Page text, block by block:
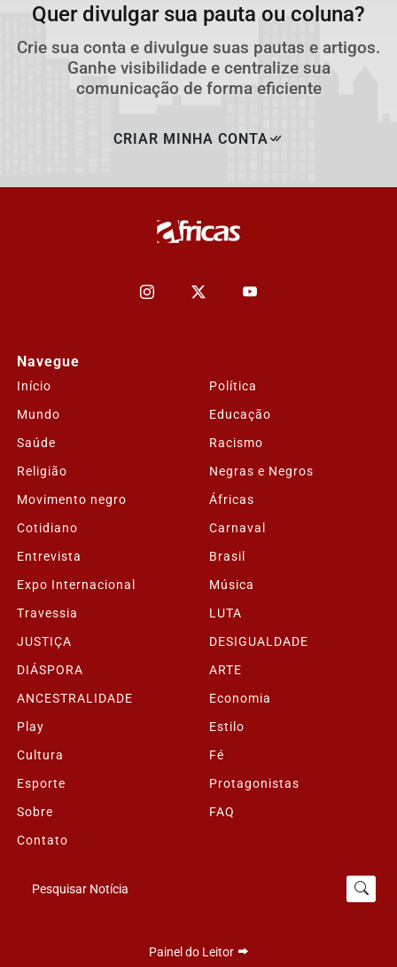
Quer divulgar sua pauta ou coluna?
Crie sua conta e divulgue suas pautas e artigos.
Ganhe visibilidade e centralize sua
comunicação de forma eficiente
CRIAR MINHA CONTA
Navegue
Início
Política
Mundo
Educação
Saúde
Racismo
Religião
Negras e Negros
Movimento negro
Áfricas
Cotidiano
Carnaval
Entrevista
Brasil
Expo Internacional
Música
Travessia
LUTA
JUSTIÇA
DESIGUALDADE
DIÁSPORA
ARTE
ANCESTRALIDADE
Economia
Play
Estilo
Cultura
Fé
Esporte
Protagonistas
Sobre
FAQ
Contato
Pesquisar Notícia
Painel do Leitor